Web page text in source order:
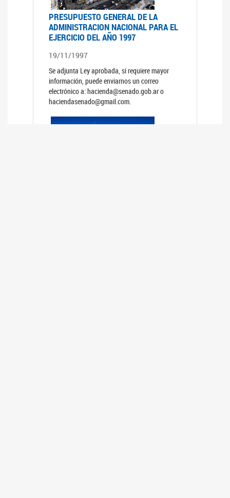
PRESUPUESTO GENERAL DE LA
ADMINISTRACION NACIONAL PARA EL
EJERCICIO DEL AÑO 1997
19/11/1997
Se adjunta Ley aprobada, si requiere mayor
información, puede enviarnos un correo
electrónico a: hacienda@senado.gob.ar o
haciendasenado@gmail.com.